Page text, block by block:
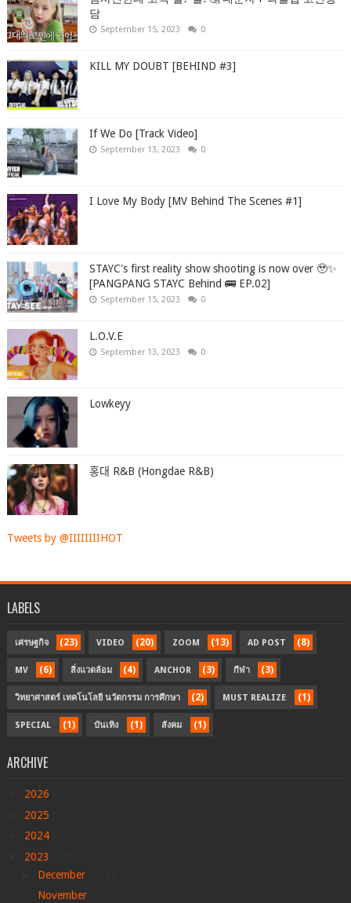
담
September 15, 2023 0
KILL MY DOUBT [BEHIND #3]
If We Do [Track Video]
September 13, 2023 0
I Love My Body [MV Behind The Scenes #1]
STAYC's first reality show shooting is now over 🥹✨
[PANGPANG STAYC Behind 🚌 EP.02]
September 15, 2023 0
L.O.V.E
September 13, 2023 0
Lowkeyy
홍대 R&B (Hongdae R&B)
Tweets by @IIIIIIIIHOT
LABELS
เศรษฐกิจ (23) VIDEO (20) ZOOM (13) AD POST (8)
MV (6) สิ่งแวดล้อม (4) ANCHOR (3) กีฬา (3)
วิทยาศาสตร์ เทคโนโลยี นวัตกรรม การศึกษา (2) MUST REALIZE (1)
SPECIAL (1) บันเทิง (1) สังคม (1)
ARCHIVE
2026
2025
2024
2023
December
November